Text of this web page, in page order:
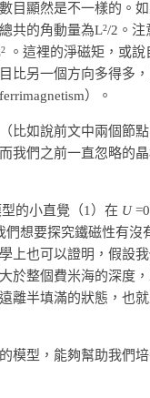
目顯然是不一樣的。
共的角動量為L2/2。注
2
。這裡的淨磁矩，或
比另一個方向多得多
）。
比如說前文中兩個節
我們之前一直忽略的
的小直覺（1）在 U=0
們想要探究鐵磁性有沒
上也可以證明，假設
於整個費米海的深度
離半填滿的狀態，也
模型，能夠幫助我們